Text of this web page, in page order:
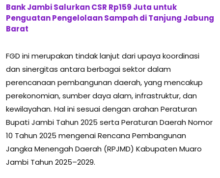
Bank Jambi Salurkan CSR Rp159 Juta untuk
Penguatan Pengelolaan Sampah di Tanjung Jabung
Barat
FGD ini merupakan tindak lanjut dari upaya koordinasi
dan sinergitas antara berbagai sektor dalam
perencanaan pembangunan daerah, yang mencakup
perekonomian, sumber daya alam, infrastruktur, dan
kewilayahan. Hal ini sesuai dengan arahan Peraturan
Bupati Jambi Tahun 2025 serta Peraturan Daerah Nomor
10 Tahun 2025 mengenai Rencana Pembangunan
Jangka Menengah Daerah (RPJMD) Kabupaten Muaro
Jambi Tahun 2025–2029.